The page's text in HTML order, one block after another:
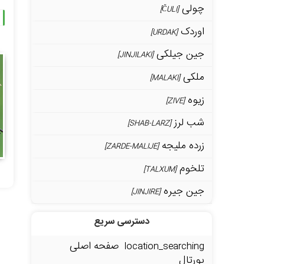
چولی[ČULI]
اوردک[URDAK]
جین جیلکی[JINJILAKI]
ملکی[MALAKI]
زیوه[ZIVE]
شب لرز[SHAB-LARZ]
زرده ملیجه[ZARDE-MALIJE]
تلخوم[TALXUM]
جین جیره[JINJIRE]
دسترسی سریع
location_searching صفحه اصلی
پورتال